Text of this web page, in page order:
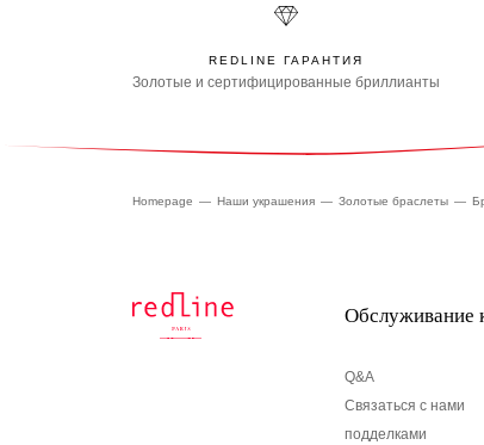
REDLINE ГАРАНТИЯ
Золотые и сертифицированные бриллианты
Homepage Наши украшения Золотые браслеты
Обслуживание
Q&A
Связаться с нами
подделками